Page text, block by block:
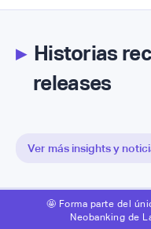
▸Historias
releases
Ver más insights y
🤩 Forma parte del
Neobanking de